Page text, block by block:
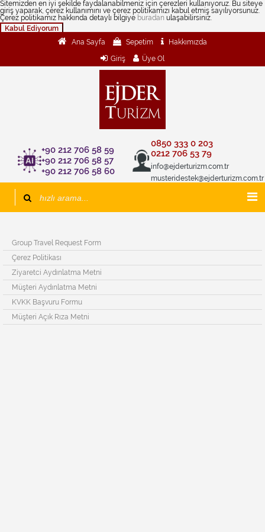
Sitemizden en iyi şekilde faydalanabilmeniz için çerezleri kullanıyoruz. Bu siteye
giriş yaparak, çerez kullanımını ve çerez politikamızı kabul etmiş sayılıyorsunuz.
Çerez politikamız hakkında detaylı bilgiye buradan ulaşabilirsiniz.
Kabul Ediyorum
Ana Sayfa
Sepetim
Hakkımızda
Giriş
Üye Ol
+90 212 706 58 59
+90 212 706 58 57
+90 212 706 58 60
0850 333 0 203
0212 706 53 79
info@ejderturizm.com.tr
musteridestek@ejderturizm.com.tr
Group Travel Request Form
Çerez Politikası
Ziyaretci Aydınlatma Metni
Müşteri Aydınlatma Metni
KVKK Başvuru Formu
Müşteri Açık Rıza Metni